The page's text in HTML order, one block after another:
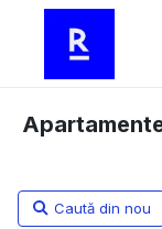
Caută din nou